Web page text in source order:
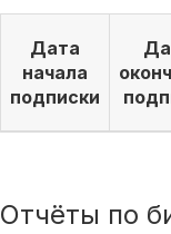
Дата
начала
подписки
Отчёты по